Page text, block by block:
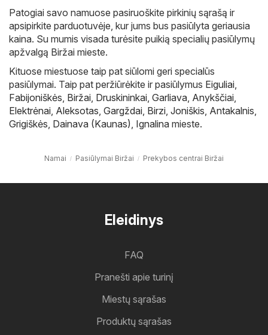
Patogiai savo namuose pasiruoškite pirkinių sąrašą ir
apsipirkite parduotuvėje, kur jums bus pasiūlyta geriausia
kaina. Su mumis visada turėsite puikią specialių pasiūlymų
apžvalgą Biržai mieste.
Kituose miestuose taip pat siūlomi geri specialūs
pasiūlymai. Taip pat peržiūrėkite ir pasiūlymus Eiguliai
Fabijoniškės Biržai Druskininkai Garliava Anykščiai
Elektrėnai Aleksotas Gargždai Birzi Joniškis Antakalnis
Grigiškės Dainava (Kaunas) Ignalina mieste.
Namai Pasiūlymai Biržai Prekybos centrai Biržai
Eleidinys
FAQ
Pranešti apie turinį
Miestų sąrašas
Produktų sąrašas